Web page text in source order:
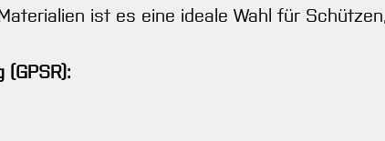
ist es eine ideale Wahl für